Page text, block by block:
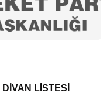
LİSTESİ